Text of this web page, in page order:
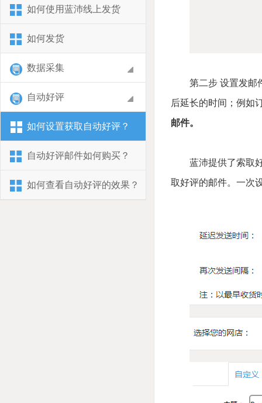
如何使用蓝沛线上发货
如何发货
数据采集
自动好评
如何设置获取自动好评？
自动好评邮件如何购买？
如何查看自动好评的效果？
第二步 设置发邮
后延长的时间；例如
邮件。
蓝沛提供了索取
取好评的邮件。一次